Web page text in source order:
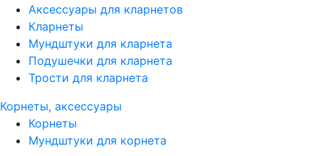
Аксессуары для кларнетов
Кларнеты
Мундштуки для кларнета
Подушечки для кларнета
Трости для кларнета
Корнеты, аксессуары
Корнеты
Мундштуки для корнета